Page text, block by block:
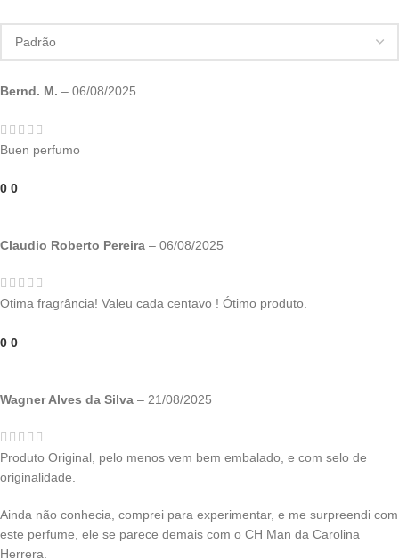
Bernd. M. – 06/08/2025
Buen perfumo
0 0
Claudio Roberto Pereira – 06/08/2025
Otima fragrância! Valeu cada centavo ! Ótimo produto.
0 0
Wagner Alves da Silva – 21/08/2025
Produto Original, pelo menos vem bem embalado, e com selo de
originalidade.
Ainda não conhecia, comprei para experimentar, e me surpreendi com
este perfume, ele se parece demais com o CH Man da Carolina
Herrera.